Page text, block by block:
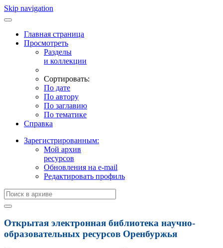
Skip navigation
Главная страница
Просмотреть
Разделы
и коллекции
Сортировать:
По дате
По автору
По заглавию
По тематике
Справка
Зарегистрированным:
Мой архив
ресурсов
Обновления на e-mail
Редактировать профиль
Открытая электронная библиотека научно-
образовательных ресурсов Оренбуржья